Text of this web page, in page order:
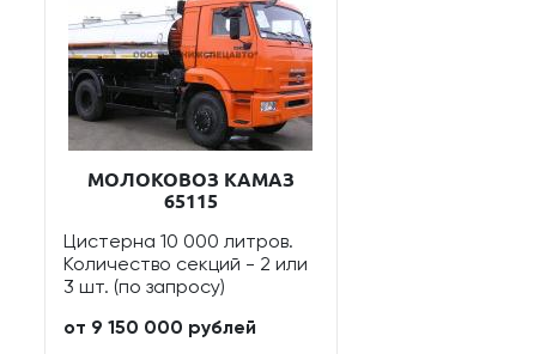
МОЛОКОВОЗ КАМАЗ
65115
Цистерна 10 000 литров.
Количество секций - 2 или
3 шт. (по запросу)
от 9 150 000 рублей